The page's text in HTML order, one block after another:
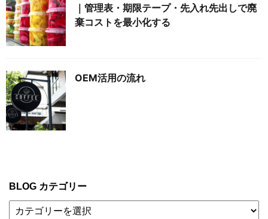
｜管理表・期限テープ・先入れ先出しで廃
棄コストを最小化する
OEM活用の流れ
BLOG カテゴリー